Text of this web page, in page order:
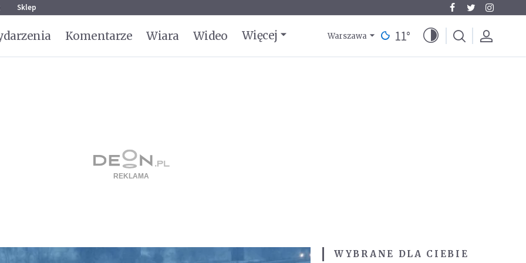
Sklep
Komentarze Wiara Wideo Więcej Warszawa 11°
WYBRANE DLA CIEBIE